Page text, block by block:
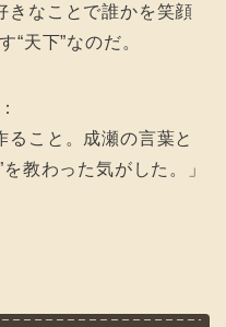
きなことで誰かを笑顔
天下”なのだ。
ること。成瀬の言葉と
教わった気がした。」